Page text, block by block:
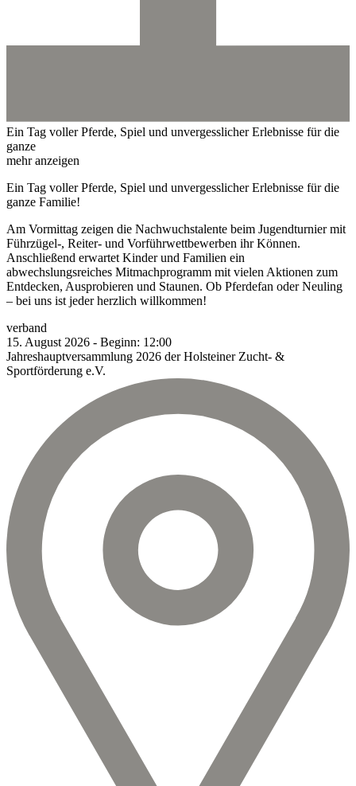
Ein Tag voller Pferde, Spiel und unvergesslicher Erlebnisse für die
ganze
mehr anzeigen
Ein Tag voller Pferde, Spiel und unvergesslicher Erlebnisse für die
ganze Familie!
Am Vormittag zeigen die Nachwuchstalente beim Jugendturnier mit
Führzügel-, Reiter- und Vorführwettbewerben ihr Können.
Anschließend erwartet Kinder und Familien ein
abwechslungsreiches Mitmachprogramm mit vielen Aktionen zum
Entdecken, Ausprobieren und Staunen. Ob Pferdefan oder Neuling
– bei uns ist jeder herzlich willkommen!
verband
15. August 2026 - Beginn: 12:00
Jahreshauptversammlung 2026 der Holsteiner Zucht- &
Sportförderung e.V.